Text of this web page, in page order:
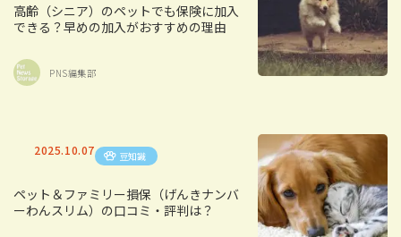
高齢（シニア）のペットでも保険に加入
できる？早めの加入がおすすめの理由
PNS編集部
2025.10.07 豆知識
ペット＆ファミリー損保（げんきナンバ
ーわんスリム）の口コミ・評判は？